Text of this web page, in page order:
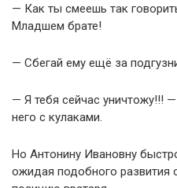
— Как ты смеешь так
Младшем брате!
— Сбегай ему ещё за
— Я тебя сейчас уничтожу!!!
него с кулаками.
Но Антонину Ивановну
ожидая подобного развития